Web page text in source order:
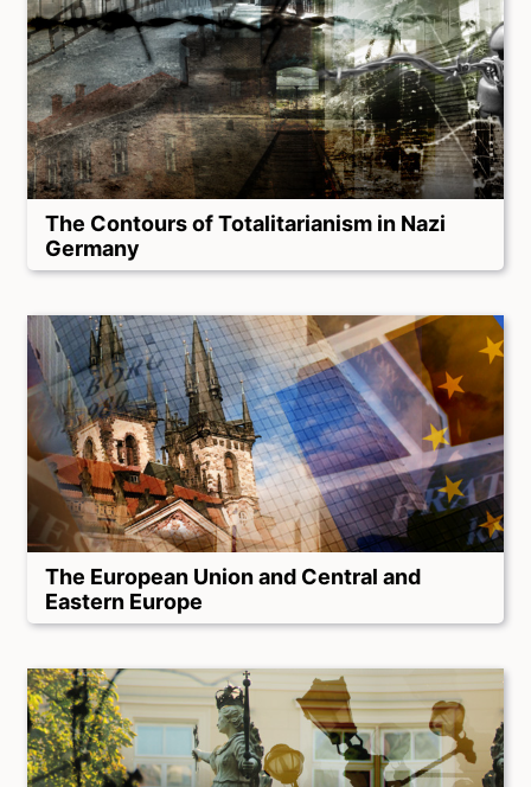
The Contours of Totalitarianism in Nazi
Germany
The European Union and Central and
Eastern Europe